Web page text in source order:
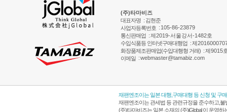
(주)타마비즈
대표자명 : 김현준
사업자등록번호 : 105-86-23879
통신판매업 :제2019-서울강서-1482호
수입식품등 인터넷구매대행업 :제
화장품제조판매업(수입대행형 거래) :제9015
이메일 :webmaster@tamabiz.com
재팬엔조이는 일본 대행,구매대행 등 신청 및 구
재팬엔조이는 관세법 등 관련규정을 준수하고,
(주)타마비즈는 일본 소재의 (주)jGlobal 이 운영